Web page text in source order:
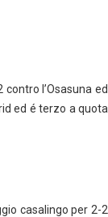
l’Osasuna ed
ed é terzo a quota
casalingo per 2-2